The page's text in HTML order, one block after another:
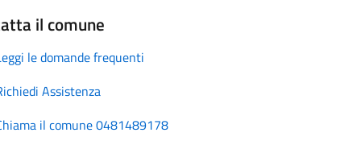
il comune
le domande frequenti
Assistenza
il comune 0481489178